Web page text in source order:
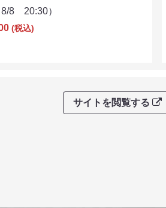
8/8 20:30）
(税込)
サイトを閲覧する